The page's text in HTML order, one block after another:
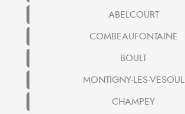
ABELCOURT
COMBEAUFONTAINE
BOULT
MONTIGNY-LES-VESOUL
CHAMPEY